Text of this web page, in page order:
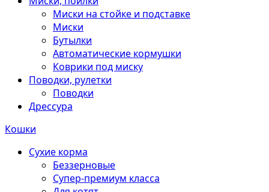
Миски на стойке и подставке
Миски
Бутылки
Автоматические кормушки
Коврики под миску
Поводки, рулетки
Поводки
Дрессура
Кошки
Сухие корма
Беззерновые
Супер-премиум класса